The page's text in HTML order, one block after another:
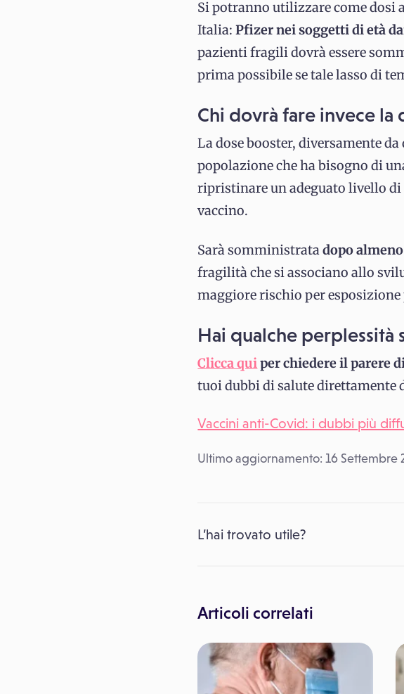
Si potranno utilizzare come
Italia:Pfizer nei soggetti di età
pazienti fragili dovrà essere
prima possibile se tale lasso di
Chi dovrà fare invece la
La dose booster, diversamente
popolazione che ha bisogno di
ripristinare un adeguato livello
vaccino.
Sarà somministratadopo
fragilità che si associano allo
maggiore rischio per
Hai qualche perplessità
Clicca quiper chiedere il parere
tuoi dubbi di salute direttamente
Vaccini anti-Covid: i dubbi più
Ultimo aggiornamento: 16 Settembre
L’hai trovato utile?
Articoli correlati